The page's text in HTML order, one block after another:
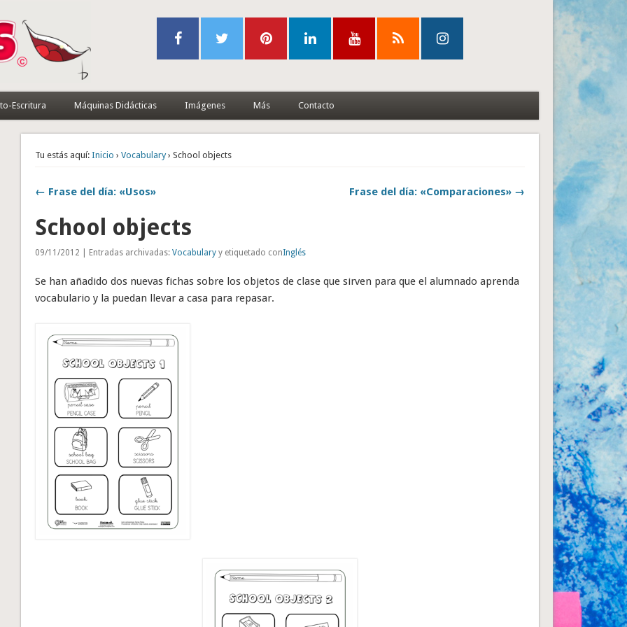
Escritura Máquinas Didácticas Imágenes Más Contacto
Tu estás aquí: Inicio ›Vocabulary› School objects
← Frase del día: «Usos» Frase del día: «Comparaciones» →
School objects
09/11/2012 | Entradas archivadas:Vocabulary y etiquetado conInglés
Se han añadido dos nuevas fichas sobre los objetos de clase que sirven para que el alumnado aprenda
vocabulario y la puedan llevar a casa para repasar.